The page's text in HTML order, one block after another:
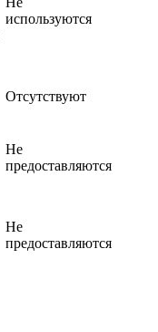
используются
Отсутствуют
Не
предоставляются
Не
предоставляются